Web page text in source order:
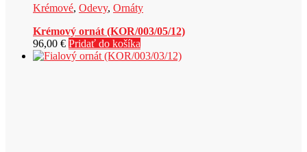
Krémové, Odevy, Ornáty
Krémový ornát (KOR/003/05/12)
96,00 € Pridať do košíka